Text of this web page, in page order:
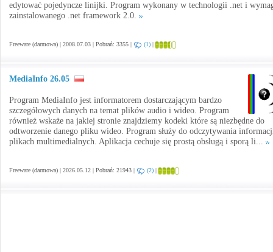
edytować pojedyncze linijki. Program wykonany w technologii .net i
zainstalowanego .net framework 2.0.
Freeware (darmowa) | 2008.07.03 | Pobrań: 3355 | (1) |
MediaInfo 26.05
Program MediaInfo jest informatorem dostarczającym bardzo
szczegółowych danych na temat plików audio i wideo. Program
również wskaże na jakiej stronie znajdziemy kodeki które są niezbędne do
odtworzenie danego pliku wideo. Program służy do odczytywania
plikach multimedialnych. Aplikacja cechuje się prostą obsługą i sporą li...
Freeware (darmowa) | 2026.05.12 | Pobrań: 21943 | (2) |